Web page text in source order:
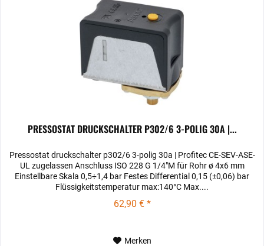
PRESSOSTAT DRUCKSCHALTER P302/6 3-POLIG 30A |...
Pressostat druckschalter p302/6 3-polig 30a | Profitec CE-SEV-ASE-
UL zugelassen Anschluss ISO 228 G 1/4"M für Rohr ø 4x6 mm
Einstellbare Skala 0,5÷1,4 bar Festes Differential 0,15 (±0,06) bar
Flüssigkeitstemperatur max:140°C Max....
62,90 € *
Merken